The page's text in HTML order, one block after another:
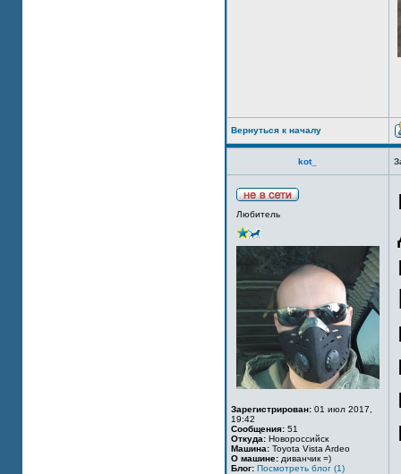
Вернуться к началу
kot_
Любитель
Зарегистрирован: 01 июл 2017,
19:42
Сообщения: 51
Откуда: Новороссийск
Машина: Toyota Vista Ardeo
О машине: диванчик =)
Блог: Посмотреть блог (1)